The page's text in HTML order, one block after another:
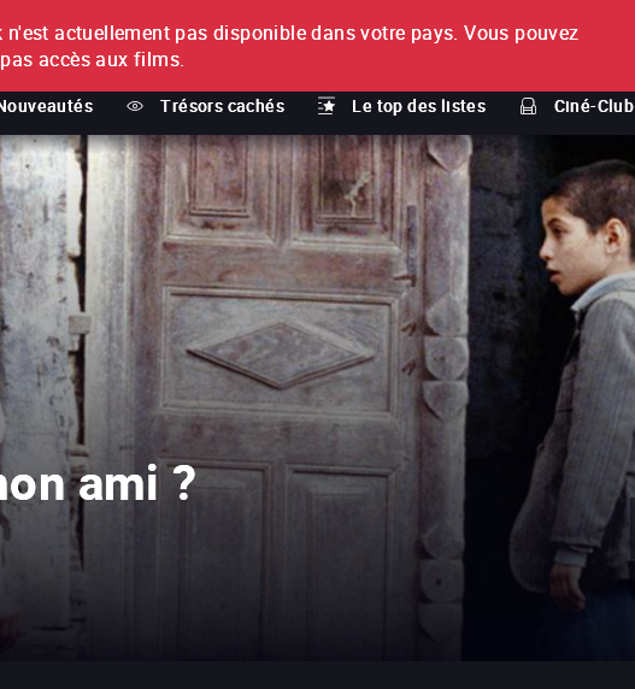
Trésors cachés Le top des listes Ciné-Club
À propos
ami ?
actuellement pas disponible dans votre pays. Vous pouvez
accès aux films.